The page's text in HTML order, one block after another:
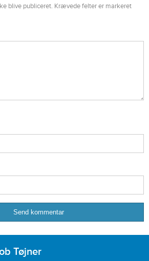
blive publiceret. Krævede felter er markeret
Tøjner